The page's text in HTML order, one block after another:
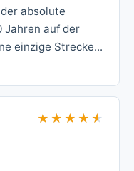
absolute
Jahren auf der
einzige Strecke...
★★★★★
★★★★★